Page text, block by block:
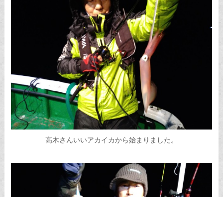
高木さんいいアカイカから始まりました。